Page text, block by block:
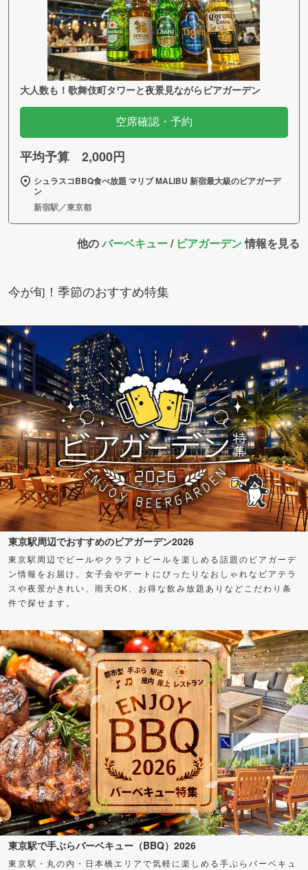
大人数も！歌舞伎町タワーと夜景見ながらビアガーデン
空席確認・予約
平均予算 2,000円
シュラスコBBQ食べ放題 マリブ MALIBU 新宿最大級のビアガーデ
ン
新宿駅／東京都
他のバーベキュー/ ビアガーデン情報を見る
今が旬！季節のおすすめ特集
東京駅周辺でおすすめのビアガーデン2026
東京駅周辺でビールやクラフトビールを楽しめる話題のビアガーデ
ン情報をお届け。女子会やデートにぴったりなおしゃれなビアテラ
スや夜景がきれい、雨天OK、お得な飲み放題ありなどこだわり条
件で探せます。
東京駅で手ぶらバーベキュー（BBQ）2026
東京駅・丸の内・日本橋エリアで気軽に楽しめる手ぶらバーベキュ